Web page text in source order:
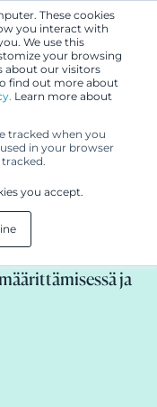
These cookies
you interact with
We use this
your browsing
about our visitors
find out more about
Learn more about
tracked when you
in your browser
you accept.
ja
ja